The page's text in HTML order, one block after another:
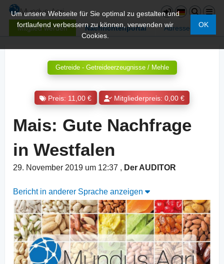
Mitglied werden Nachrichtenportal Adressen
Um unsere Webseite für Sie optimal zu gestalten und
fortlaufend verbessern zu können, verwenden wir
Cookies.
OK
Getreide - Getreideerzeugnisse / Mehle
Preis: 11,00 € Mitgliederpreis: 0,00 €
Mais: Gute Nachfrage
in Westfalen
29. November 2019 um 12:37 , Der AUDITOR
Bericht in anderer Sprache anzeigen